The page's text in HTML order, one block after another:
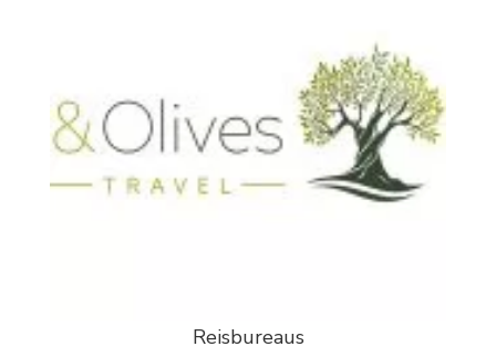
Reisbureaus